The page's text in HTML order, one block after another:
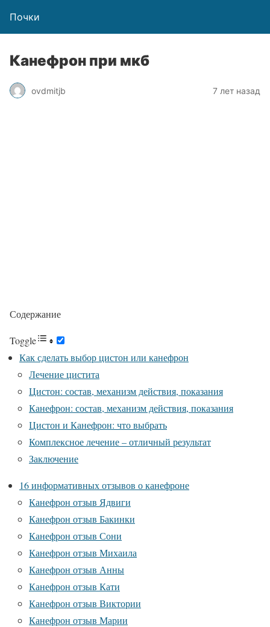
Почки
Канефрон при мкб
ovdmitjb 7 лет назад
Содержание
Toggle
Как сделать выбор цистон или канефрон
Лечение цистита
Цистон: состав, механизм действия, показания
Канефрон: состав, механизм действия, показания
Цистон и Канефрон: что выбрать
Комплексное лечение – отличный результат
Заключение
16 информативных отзывов о канефроне
Канефрон отзыв Ядвиги
Канефрон отзыв Бакинки
Канефрон отзыв Сони
Канефрон отзыв Михаила
Канефрон отзыв Анны
Канефрон отзыв Кати
Канефрон отзыв Виктории
Канефрон отзыв Марии